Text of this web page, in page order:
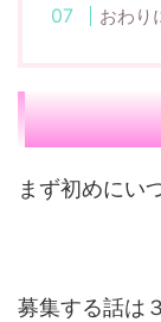
おわり
まず初めにい
募集する話は